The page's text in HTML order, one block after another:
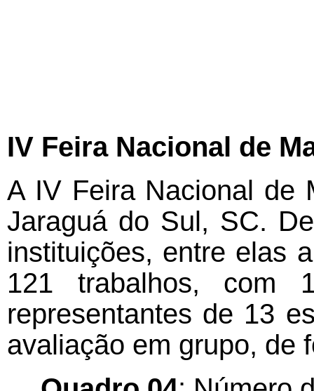
IV Feira Nacional de
A IV Feira Nacional de
Jaraguá do Sul, SC.
instituições, entre elas
121 trabalhos, com
representantes de 13
avaliação em grupo, de